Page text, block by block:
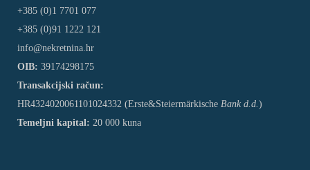
+385 (0)1 7701 077
+385 (0)91 1222 121
info@nekretnina.hr
OIB: 39174298175
Transakcijski račun:
HR4324020061101024332 (Erste&Steiermärkische Bank d.d.)
Temeljni kapital: 20 000 kuna